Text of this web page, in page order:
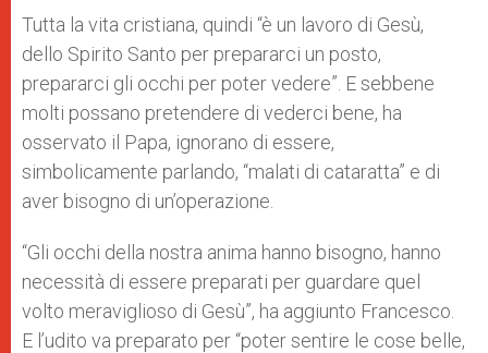
Tutta la vita cristiana, quindi “è un lavoro di Gesù,
dello Spirito Santo per prepararci un posto,
prepararci gli occhi per poter vedere”. E sebbene
molti possano pretendere di vederci bene, ha
osservato il Papa, ignorano di essere,
simbolicamente parlando, “malati di cataratta” e di
aver bisogno di un’operazione.
“Gli occhi della nostra anima hanno bisogno, hanno
necessità di essere preparati per guardare quel
volto meraviglioso di Gesù”, ha aggiunto Francesco.
E l’udito va preparato per “poter sentire le cose belle,